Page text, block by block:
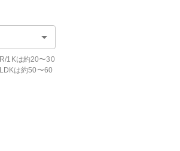
1Kは約20〜30
は約50〜60